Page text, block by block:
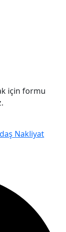
için formu
Nakliyat